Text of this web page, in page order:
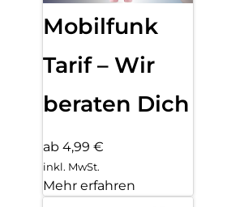
Mobilfunk
Tarif – Wir
beraten Dich
ab 4,99 €
inkl. MwSt.
Mehr erfahren